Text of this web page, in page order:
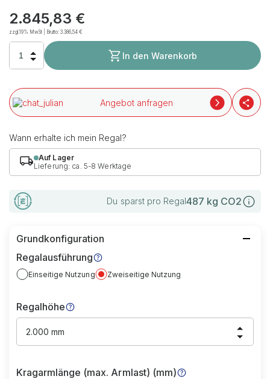
2.845,83 €
zzgl.19% MwSt | Brutto:3.386,54 €
In den Warenkorb
Angebot anfragen
Wann erhalte ich mein Regal?
Auf Lager
Lieferung: ca. 5-8 Werktage
Du sparst pro Regal487 kg CO2
Grundkonfiguration
Regalausführung
Einseitige Nutzung Zweiseitige Nutzung
Regalhöhe
2.000 mm
Kragarmlänge (max. Armlast) (mm)